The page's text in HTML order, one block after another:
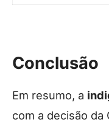
Conclusão
Em resumo, a
com a decisão da